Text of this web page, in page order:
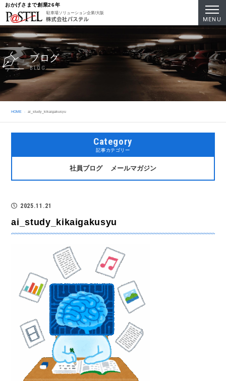
おかげさまで創業26年
駐車場ソリューション企業/大阪
ブログ
BLOG
HOME ai_study_kikaigakusyu
Category
記事カテゴリー
社員ブログ メールマガジン
2025.11.21
ai_study_kikaigakusyu
MENU